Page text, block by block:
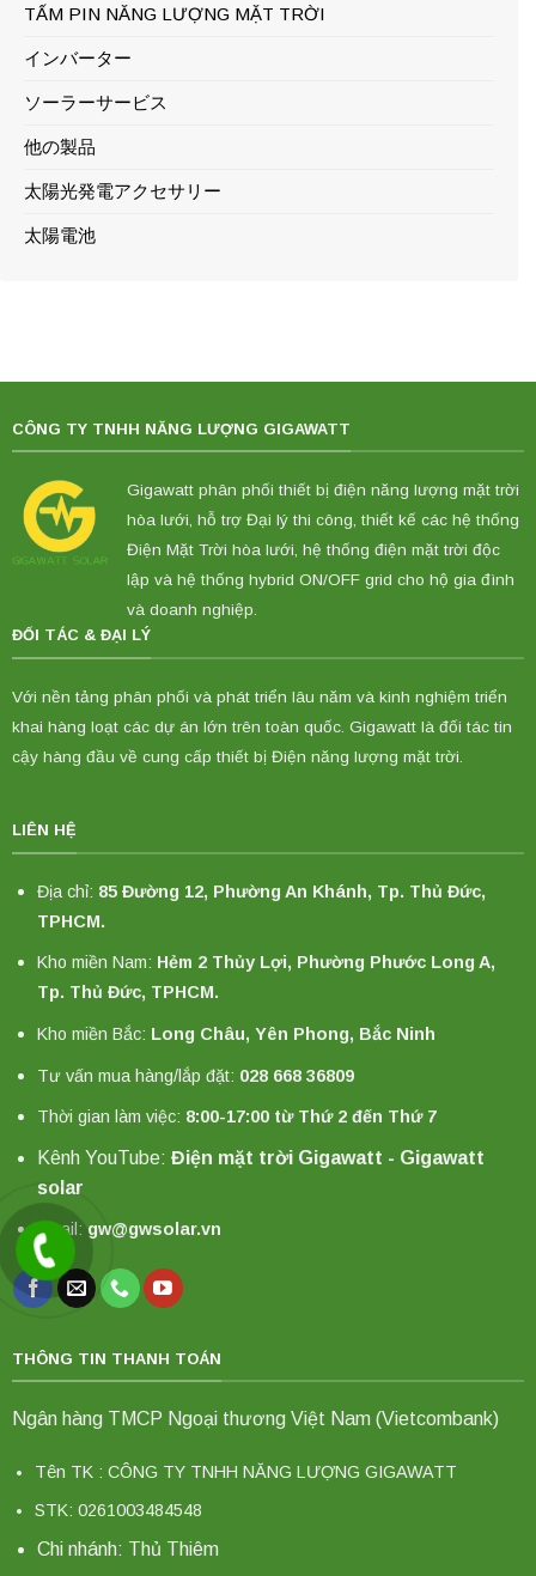
TẤM PIN NĂNG LƯỢNG MẶT TRỜI
インバーター
ソーラーサービス
他の製品
太陽光発電アクセサリー
太陽電池
CÔNG TY TNHH NĂNG LƯỢNG GIGAWATT
Gigawatt phân phối thiết bị điện năng lượng mặt trời
hòa lưới, hỗ trợ Đại lý thi công, thiết kế các hệ thống
Điện Mặt Trời hòa lưới, hệ thống điện mặt trời độc
lập và hệ thống hybrid ON/OFF grid cho hộ gia đình
và doanh nghiệp.
ĐỐI TÁC & ĐẠI LÝ
Với nền tảng phân phối và phát triển lâu năm và kinh nghiệm triển
khai hàng loạt các dự án lớn trên toàn quốc. Gigawatt là đối tác tin
cậy hàng đầu về cung cấp thiết bị Điện năng lượng mặt trời.
LIÊN HỆ
Địa chỉ: 85 Đường 12, Phường An Khánh, Tp. Thủ Đức,
TPHCM.
Kho miền Nam: Hẻm 2 Thủy Lợi, Phường Phước Long A,
Tp. Thủ Đức, TPHCM.
Kho miền Bắc: Long Châu, Yên Phong, Bắc Ninh
Tư vấn mua hàng/lắp đặt: 028 668 36809
Thời gian làm việc: 8:00-17:00 từ Thứ 2 đến Thứ 7
Kênh YouTube: Điện mặt trời Gigawatt - Gigawatt
solar
Email:gw@gwsolar.vn
THÔNG TIN THANH TOÁN
Ngân hàng TMCP Ngoại thương Việt Nam (Vietcombank)
Tên TK : CÔNG TY TNHH NĂNG LƯỢNG GIGAWATT
STK: 0261003484548
Chi nhánh: Thủ Thiêm